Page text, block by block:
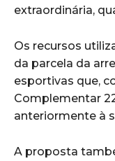
extraordinária,
Os recursos
da parcela da
esportivas que,
Complementar
anteriormente à
A proposta